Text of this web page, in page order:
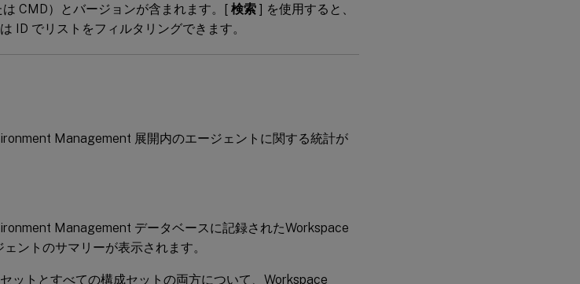
CMD）とバージョンが含まれます。[ 検索 ] を使用すると、
ID でリストをフィルタリングできます。
Management 展開内のエージェントに関する統計が
Management データベースに記録されたWorkspace
ントのサマリーが表示されます。
ットとすべての構成セットの両方について、Workspace